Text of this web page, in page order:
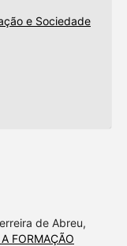
e Sociedade
de Abreu,
FORMAÇÃO